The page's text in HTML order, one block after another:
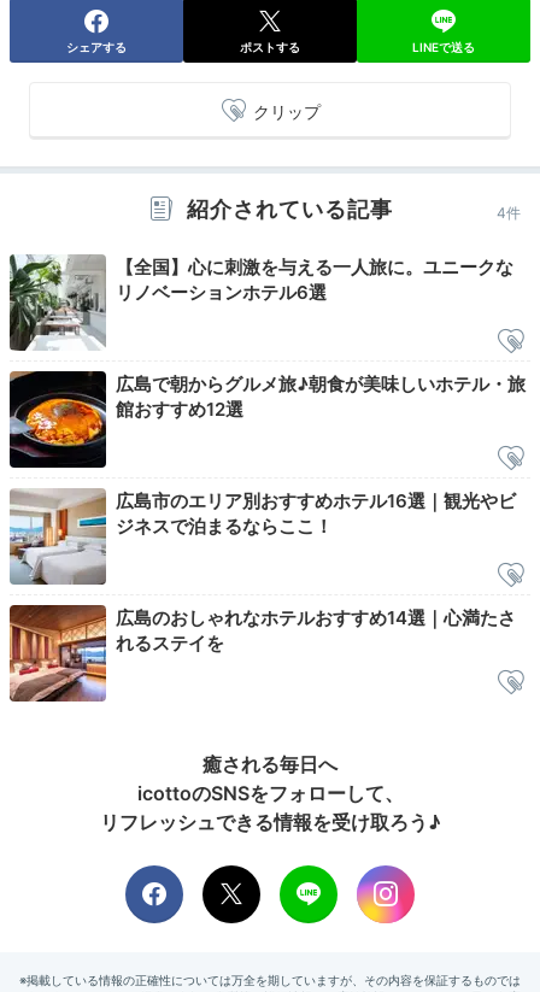
21:00
プール跡が残るバーで
広島の夜をエンジョイ
旬の果物を使ったフルーツサワー
ホテルに戻った後は、バーラウンジ「THE POOLSIDE
BAR」でお酒を飲みながらまったりと。レモンなどフル
ーツを使ったサワーや牡蠣のピクルス
を使ったフードメニューを楽しめます。
Night
湯船につかって
リラックス
シェアする ポストする LINEで送る
クリップ
紹介されている記事 4件
【全国】心に刺激を与える一人旅に。ユニークな
リノベーションホテル6選
広島で朝からグルメ旅♪朝食が美味しいホテル・旅
館おすすめ12選
広島市のエリア別おすすめホテル16選｜観光やビ
ジネスで泊まるならここ！
広島のおしゃれなホテルおすすめ14選｜心満たさ
れるステイを
癒される毎日へ
icottoのSNSをフォローして、
リフレッシュできる情報を受け取ろう♪